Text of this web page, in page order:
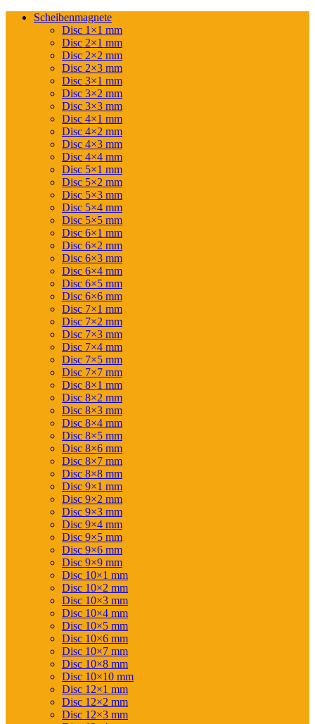
Scheibenmagnete
Disc 1×1 mm
Disc 2×1 mm
Disc 2×2 mm
Disc 2×3 mm
Disc 3×1 mm
Disc 3×2 mm
Disc 3×3 mm
Disc 4×1 mm
Disc 4×2 mm
Disc 4×3 mm
Disc 4×4 mm
Disc 5×1 mm
Disc 5×2 mm
Disc 5×3 mm
Disc 5×4 mm
Disc 5×5 mm
Disc 6×1 mm
Disc 6×2 mm
Disc 6×3 mm
Disc 6×4 mm
Disc 6×5 mm
Disc 6×6 mm
Disc 7×1 mm
Disc 7×2 mm
Disc 7×3 mm
Disc 7×4 mm
Disc 7×5 mm
Disc 7×7 mm
Disc 8×1 mm
Disc 8×2 mm
Disc 8×3 mm
Disc 8×4 mm
Disc 8×5 mm
Disc 8×6 mm
Disc 8×7 mm
Disc 8×8 mm
Disc 9×1 mm
Disc 9×2 mm
Disc 9×3 mm
Disc 9×4 mm
Disc 9×5 mm
Disc 9×6 mm
Disc 9×9 mm
Disc 10×1 mm
Disc 10×2 mm
Disc 10×3 mm
Disc 10×4 mm
Disc 10×5 mm
Disc 10×6 mm
Disc 10×7 mm
Disc 10×8 mm
Disc 10×10 mm
Disc 12×1 mm
Disc 12×2 mm
Disc 12×3 mm